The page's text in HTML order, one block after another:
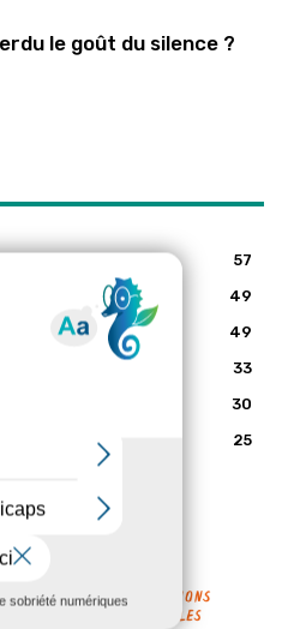
le goût du silence ?
57
49
49
33
30
25